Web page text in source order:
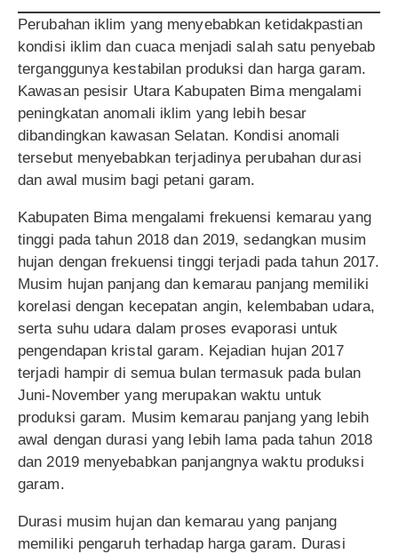
Perubahan iklim yang menyebabkan ketidakpastian
kondisi iklim dan cuaca menjadi salah satu penyebab
terganggunya kestabilan produksi dan harga garam.
Kawasan pesisir Utara Kabupaten Bima mengalami
peningkatan anomali iklim yang lebih besar
dibandingkan kawasan Selatan. Kondisi anomali
tersebut menyebabkan terjadinya perubahan durasi
dan awal musim bagi petani garam.
Kabupaten Bima mengalami frekuensi kemarau yang
tinggi pada tahun 2018 dan 2019, sedangkan musim
hujan dengan frekuensi tinggi terjadi pada tahun 2017.
Musim hujan panjang dan kemarau panjang memiliki
korelasi dengan kecepatan angin, kelembaban udara,
serta suhu udara dalam proses evaporasi untuk
pengendapan kristal garam. Kejadian hujan 2017
terjadi hampir di semua bulan termasuk pada bulan
Juni-November yang merupakan waktu untuk
produksi garam. Musim kemarau panjang yang lebih
awal dengan durasi yang lebih lama pada tahun 2018
dan 2019 menyebabkan panjangnya waktu produksi
garam.
Durasi musim hujan dan kemarau yang panjang
memiliki pengaruh terhadap harga garam. Durasi